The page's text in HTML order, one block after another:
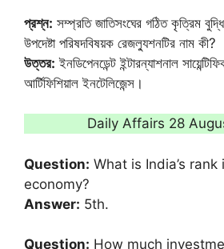
প্রশ্ন: সম্প্রতি জাতিসংঘের গঠিত কৃত্রিম
উপদেষ্টা পরিষদবিষয়ক রেজল্যুশনটির নাম কী?
উত্তর: ইনডিপেনডেন্ট ইন্টারন্যাশনাল
আর্টিফিশিয়াল ইনটেলিজেন্স।
Daily Affairs 28
Question: What is India’s
economy?
Answer: 5th.
Question: How much